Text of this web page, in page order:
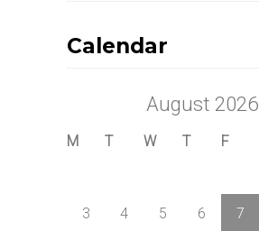
Calendar
August 2026
M T W T F
3 4 5 6 7